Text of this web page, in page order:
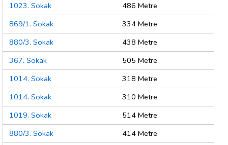
1023. Sokak
486 Metre
869/1. Sokak
334 Metre
880/3. Sokak
438 Metre
367. Sokak
505 Metre
1014. Sokak
318 Metre
1014. Sokak
310 Metre
1019. Sokak
514 Metre
880/3. Sokak
414 Metre